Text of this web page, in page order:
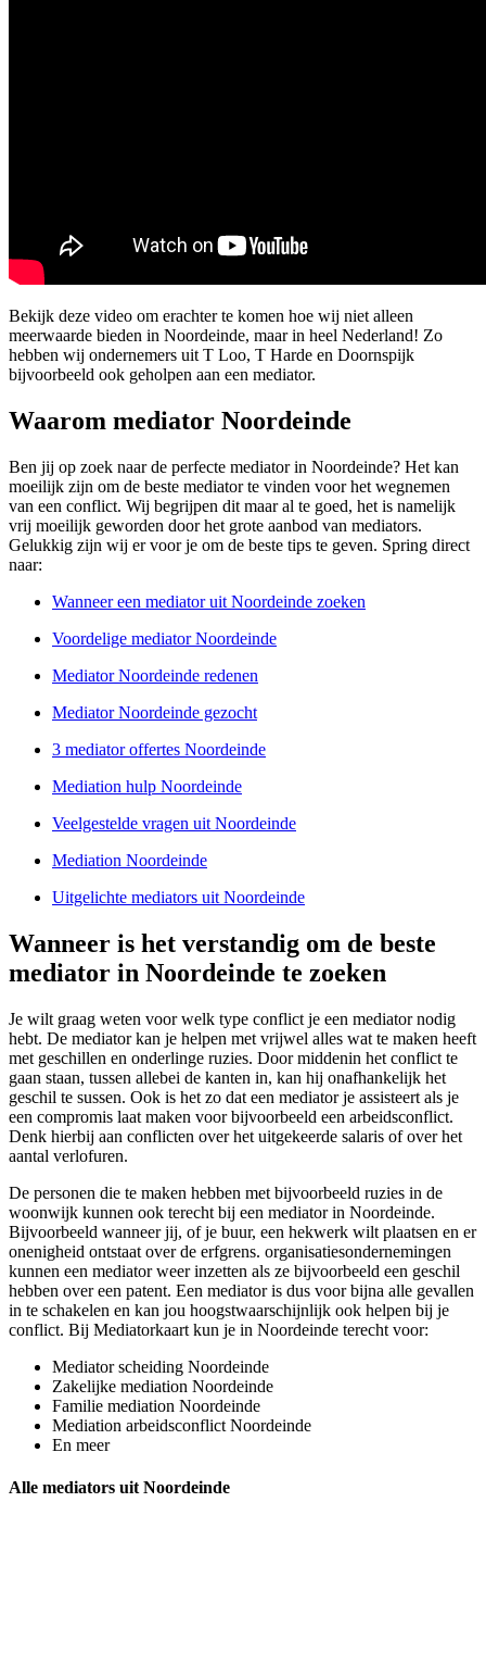
Bekijk deze video om erachter te komen hoe wij niet alleen
meerwaarde bieden in Noordeinde, maar in heel Nederland! Zo
hebben wij ondernemers uit T Loo, T Harde en Doornspijk
bijvoorbeeld ook geholpen aan een mediator.
Waarom mediator Noordeinde
Ben jij op zoek naar de perfecte mediator in Noordeinde? Het kan
moeilijk zijn om de beste mediator te vinden voor het wegnemen
van een conflict. Wij begrijpen dit maar al te goed, het is namelijk
vrij moeilijk geworden door het grote aanbod van mediators.
Gelukkig zijn wij er voor je om de beste tips te geven. Spring direct
naar:
Wanneer een mediator uit Noordeinde zoeken
Voordelige mediator Noordeinde
Mediator Noordeinde redenen
Mediator Noordeinde gezocht
3 mediator offertes Noordeinde
Mediation hulp Noordeinde
Veelgestelde vragen uit Noordeinde
Mediation Noordeinde
Uitgelichte mediators uit Noordeinde
Wanneer is het verstandig om de beste
mediator in Noordeinde te zoeken
Je wilt graag weten voor welk type conflict je een mediator nodig
hebt. De mediator kan je helpen met vrijwel alles wat te maken heeft
met geschillen en onderlinge ruzies. Door middenin het conflict te
gaan staan, tussen allebei de kanten in, kan hij onafhankelijk het
geschil te sussen. Ook is het zo dat een mediator je assisteert als je
een compromis laat maken voor bijvoorbeeld een arbeidsconflict.
Denk hierbij aan conflicten over het uitgekeerde salaris of over het
aantal verlofuren.
De personen die te maken hebben met bijvoorbeeld ruzies in de
woonwijk kunnen ook terecht bij een mediator in Noordeinde.
Bijvoorbeeld wanneer jij, of je buur, een hekwerk wilt plaatsen en er
onenigheid ontstaat over de erfgrens. organisatiesondernemingen
kunnen een mediator weer inzetten als ze bijvoorbeeld een geschil
hebben over een patent. Een mediator is dus voor bijna alle gevallen
in te schakelen en kan jou hoogstwaarschijnlijk ook helpen bij je
conflict. Bij Mediatorkaart kun je in Noordeinde terecht voor:
Mediator scheiding Noordeinde
Zakelijke mediation Noordeinde
Familie mediation Noordeinde
Mediation arbeidsconflict Noordeinde
En meer
Alle mediators uit Noordeinde